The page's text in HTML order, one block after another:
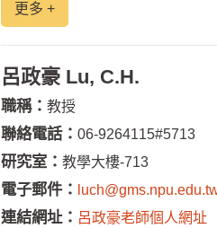
更多 +
呂政豪 Lu, C.H.
職稱： 教授
聯絡電話： 06-9264115#5713
研究室： 教學大樓-713
電子郵件：
連結網址： 呂政豪老師個人網址